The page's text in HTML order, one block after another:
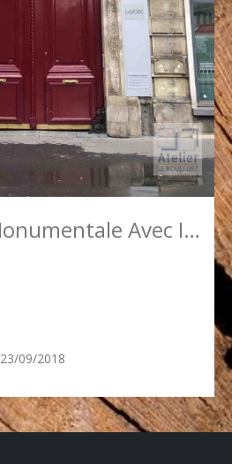
Porte Monumentale Avec Imposte Grille - 2 Rue Blanche - PARIS 9
23/09/2018